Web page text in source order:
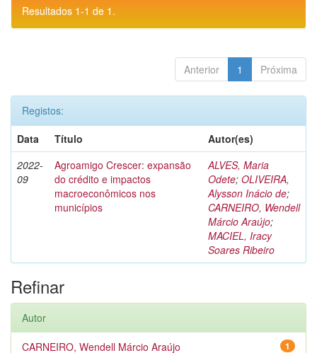
Resultados 1-1 de 1.
Anterior 1 Próxima
Registos:
Data
Título
Autor(es)
2022-
09
Agroamigo Crescer: expansão
do crédito e impactos
macroeconômicos nos
municípios
ALVES, Maria
Odete; OLIVEIRA,
Alysson Inácio de;
CARNEIRO, Wendell
Márcio Araújo;
MACIEL, Iracy
Soares Ribeiro
Refinar
Autor
1
CARNEIRO, Wendell Márcio Araújo